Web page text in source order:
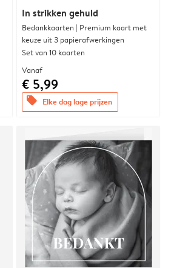
In strikken gehuld
Bedankkaarten | Premium kaart met
keuze uit 3 papierafwerkingen
Set van 10 kaarten
Vanaf
€ 5,99
offers Elke dag lage prijzen